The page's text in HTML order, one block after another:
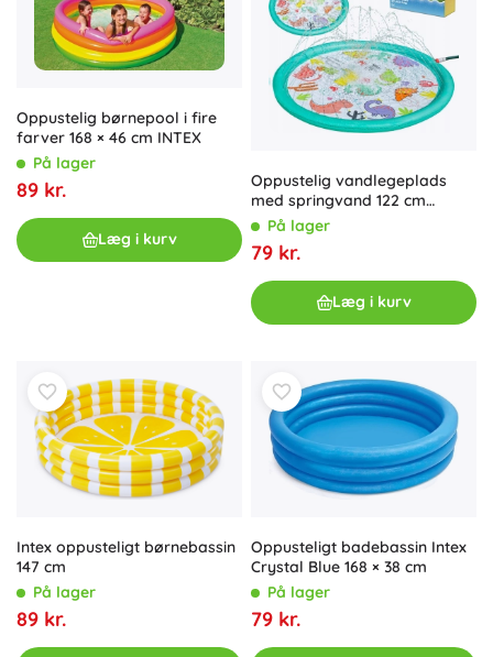
Oppustelig børnepool i fire
farver 168 × 46 cm INTEX
På lager
89 kr.
Læg i kurv
Oppustelig vandlegeplads
med springvand 122 cm
dinosaurer BESTWAY
På lager
79 kr.
Læg i kurv
Intex oppusteligt børnebassin
147 cm
På lager
89 kr.
Oppusteligt badebassin Intex
Crystal Blue 168 × 38 cm
På lager
79 kr.